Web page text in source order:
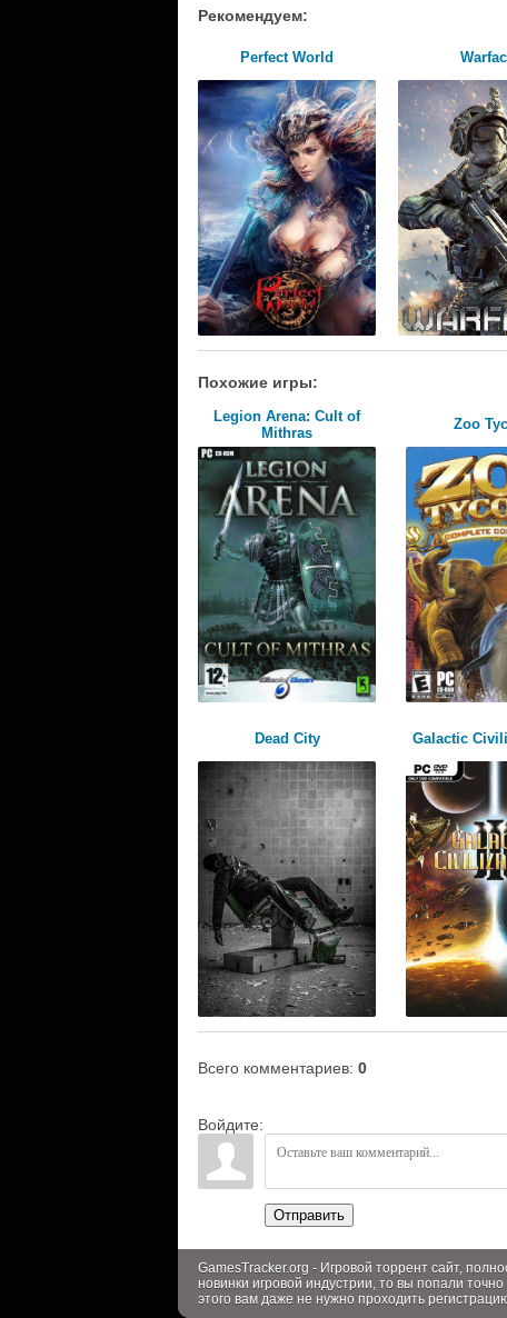
Рекомендуем:
Perfect World
Похожие игры:
Legion Arena: Cult of
Mithras
Zoo
Dead City Galactic
Всего комментариев: 0
Войдите:
Отправить
GamesTracker.org - Игровой торрент сайт,
новинки игровой индустрии, то вы попали
этого вам даже не нужно проходить